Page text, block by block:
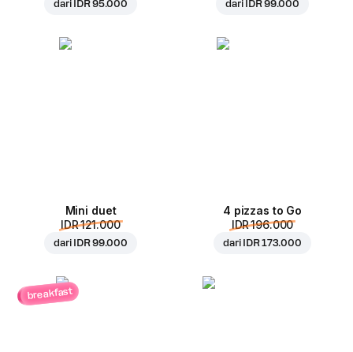
dari IDR 95.000 dari IDR 99.000
Mini duet
IDR 121.000
dari IDR 99.000
4 pizzas to Go
IDR 196.000
dari IDR 173.000
breakfast